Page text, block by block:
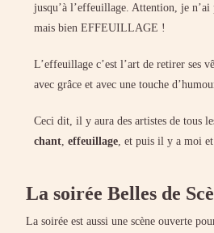
jusqu’à l’effeuillage. Attention, je n’ai
mais bien EFFEUILLAGE !
L’effeuillage c’est l’art de retirer ses
avec grâce et avec une touche
Ceci dit, il y aura des artistes de tous
chant ,effeuillage , et puis il y a moi
La soirée Belles de
La soirée est aussi une scène ouverte